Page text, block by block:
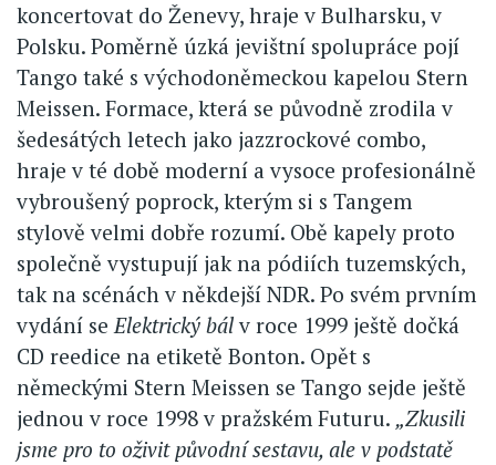
koncertovat do Ženevy, hraje v Bulharsku, v
Polsku. Poměrně úzká jevištní spolupráce pojí
Tango také s východoněmeckou kapelou Stern
Meissen. Formace, která se původně zrodila v
šedesátých letech jako jazzrockové combo,
hraje v té době moderní a vysoce profesionálně
vybroušený poprock, kterým si s Tangem
stylově velmi dobře rozumí. Obě kapely proto
společně vystupují jak na pódiích tuzemských,
tak na scénách v někdejší NDR. Po svém prvním
vydání seElektrický bál v roce 1999 ještě dočká
CD reedice na etiketě Bonton. Opět s
německými Stern Meissen se Tango sejde ještě
jednou v roce 1998 v pražském Futuru. „Zkusili
jsme pro to oživit původní sestavu, ale v podstatě